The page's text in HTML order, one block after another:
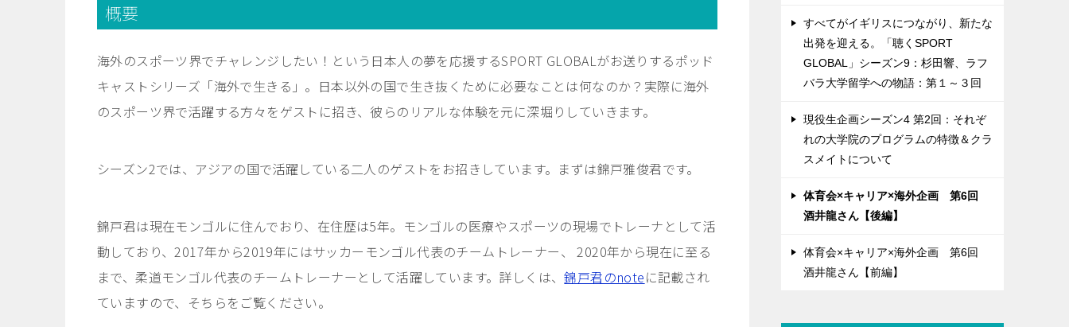
概要
海外のスポーツ界でチャレンジしたい！という日本人の夢を応援するSPORT GLOBALがお送りするポッド
キャストシリーズ「海外で生きる」。日本以外の国で生き抜くために必要なことは何なのか？実際に海外
のスポーツ界で活躍する方々をゲストに招き、彼らのリアルな体験を元に深堀りしていきます。
シーズン2では、アジアの国で活躍している二人のゲストをお招きしています。まずは錦戸雅俊君です。
錦戸君は現在モンゴルに住んでおり、在住歴は5年。モンゴルの医療やスポーツの現場でトレーナとして活
動しており、2017年から2019年にはサッカーモンゴル代表のチームトレーナー、 2020年から現在に至る
まで、柔道モンゴル代表のチームトレーナーとして活躍しています。詳しくは、錦戸君のnoteに記載され
ていますので、そちらをご覧ください。
すべてがイギリスにつながり、新たな
出発を迎える。「聴くSPORT
GLOBAL」シーズン9：杉田響、ラフ
バラ大学留学への物語：第１～３回
現役生企画シーズン4 第2回：それぞ
れの大学院のプログラムの特徴＆クラ
スメイトについて
体育会×キャリア×海外企画 第6回
酒井龍さん【後編】
体育会×キャリア×海外企画 第6回
酒井龍さん【前編】